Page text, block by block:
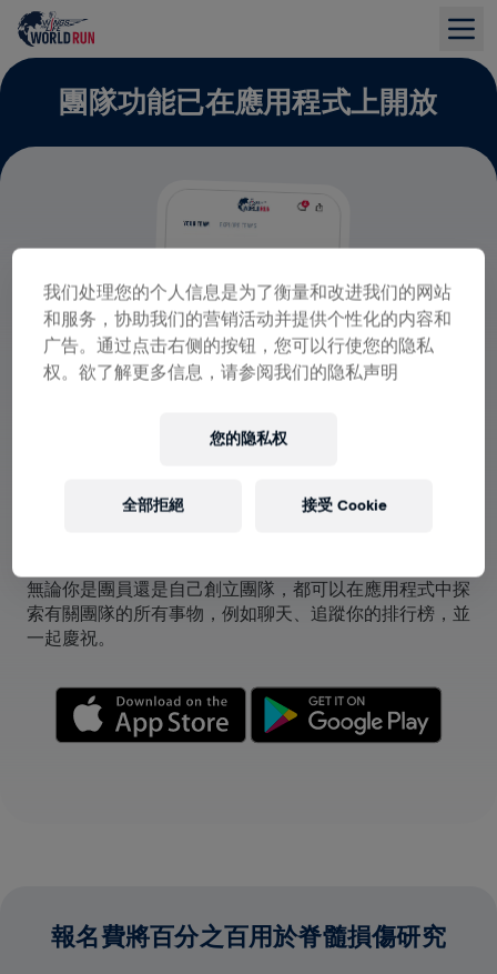
團隊功能已在應用程式上開放
無論你是團員還是自己創立團隊，都可以在應用程式中探
索有關團隊的所有事物，例如聊天、追蹤你的排行榜，並
一起慶祝。
報名費將百分之百用於脊髓損傷研究
我们处理您的个人信息是为了衡量和改进我们的网站
和服务，协助我们的营销活动并提供个性化的内容和
广告。通过点击右侧的按钮，您可以行使您的隐私
权。欲了解更多信息，请参阅我们的隐私声明
您的隐私权
全部拒絕 接受 Cookie